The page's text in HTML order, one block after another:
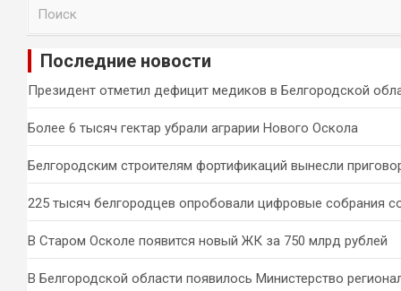
и
Последние новости
Президент отметил дефицит медиков в Белгородской
Более 6 тысяч гектар убрали аграрии Нового Оскола
Белгородским строителям фортификаций вынесли
225 тысяч белгородцев опробовали цифровые собрания
В Старом Осколе появится новый ЖК за 750 млрд рублей
В Белгородской области появилось Министерство